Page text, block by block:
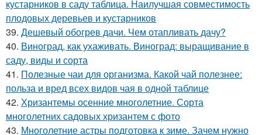
кустарников в саду таблица. Наилучшая совместимость
плодовых деревьев и кустарников
39. Дешевый обогрев дачи. Чем отапливать дачу?
40. Виноград, как ухаживать. Виноград: выращивание в
саду, виды и сорта
41. Полезные чаи для организма. Какой чай полезнее:
польза и вред всех видов чая в одной таблице
42. Хризантемы осенние многолетние. Сорта
многолетних садовых хризантем с фото
43. Многолетние астры подготовка к зиме. Зачем нужно